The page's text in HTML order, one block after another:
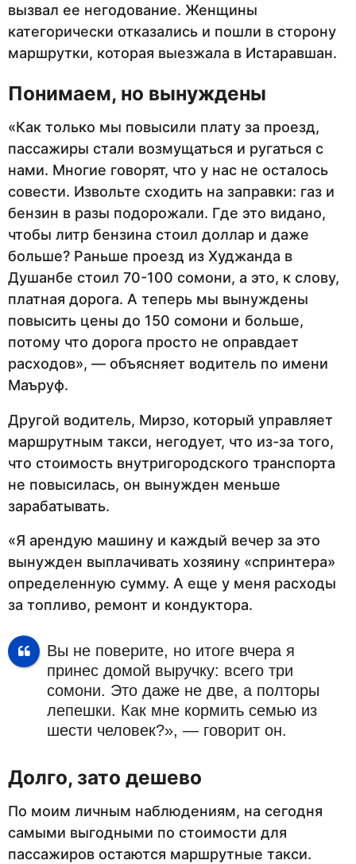
вызвал ее негодование. Женщины
категорически отказались и пошли в сторону
маршрутки, которая выезжала в Истаравшан.
Понимаем, но вынуждены
«Как только мы повысили плату за проезд,
пассажиры стали возмущаться и ругаться с
нами. Многие говорят, что у нас не осталось
совести. Извольте сходить на заправки: газ и
бензин в разы подорожали. Где это видано,
чтобы литр бензина стоил доллар и даже
больше? Раньше проезд из Худжанда в
Душанбе стоил 70-100 сомони, а это, к слову,
платная дорога. А теперь мы вынуждены
повысить цены до 150 сомони и больше,
потому что дорога просто не оправдает
расходов», — объясняет водитель по имени
Маъруф.
Другой водитель, Мирзо, который управляет
маршрутным такси, негодует, что из-за того,
что стоимость внутригородского транспорта
не повысилась, он вынужден меньше
зарабатывать.
«Я арендую машину и каждый вечер за это
вынужден выплачивать хозяину «спринтера»
определенную сумму. А еще у меня расходы
за топливо, ремонт и кондуктора.
Вы не поверите, но итоге вчера я
принес домой выручку: всего три
сомони. Это даже не две, а полторы
лепешки. Как мне кормить семью из
шести человек?», — говорит он.
Долго, зато дешево
По моим личным наблюдениям, на сегодня
самыми выгодными по стоимости для
пассажиров остаются маршрутные такси.